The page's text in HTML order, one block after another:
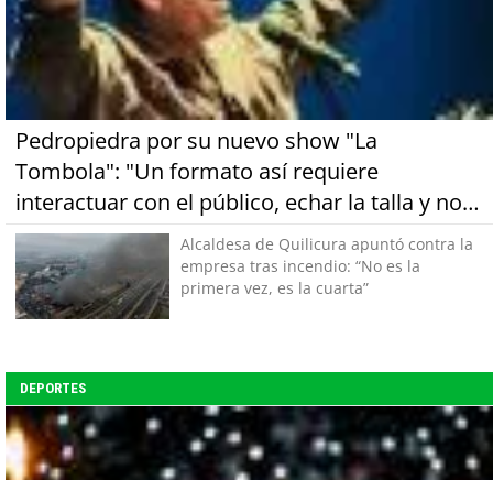
Pedropiedra por su nuevo show "La
Tombola": "Un formato así requiere
interactuar con el público, echar la talla y no
tener miedo a equivocarse"Alcaldesa de Quilicura apuntó contra la
empresa tras incendio: “No es la
primera vez, es la cuarta”
DEPORTES